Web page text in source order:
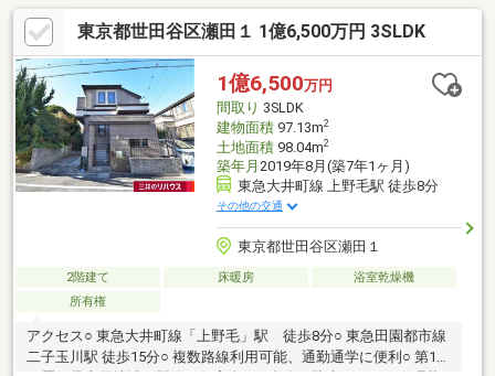
ウォークインクローゼットが設置されています。・キッチンには
引き戸で仕切られたパントリー収納がございます。・浴室暖房換
気乾燥機がございます。・1階と2階にトイレがあります。・リビ
ングダイニングからは南側の庭の植栽をが臨めます。また、庭部
分は道路に面していないため、道路からの目線は気になりませ
ん。
東京都世田谷区瀬田１ 1億6,500万円 3SLDK
1億6,500万円
間取り 3SLDK
建物面積97.13m2
土地面積98.04m2
築年月 2019年8月(築7年1ヶ月)
東急大井町線 上野毛駅 徒歩8分
その他の交通
東京都世田谷区瀬田１
2階建て 床暖房
浴室乾燥機
所有権
アクセス○ 東急大井町線「上野毛」駅 徒歩8分○ 東急田園都市線
二子玉川駅 徒歩15分○ 複数路線利用可能、通勤通学に便利○ 第1種